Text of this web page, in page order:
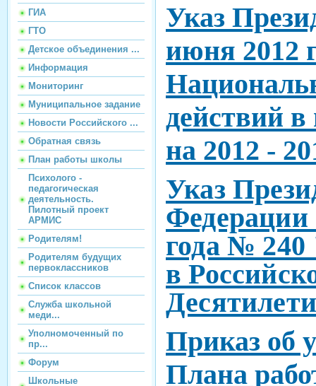
ГИА
ГТО
Детское объединения ...
Информация
Мониторинг
Муниципальное задание
Новости Российского ...
Обратная связь
План работы школы
Психолого -
педагогическая
деятельность.
Пилотный проект
АРМИС
Родителям!
Родителям будущих
первоклассников
Список классов
Служба школьной
меди...
Уполномоченный по
пр...
Форум
Школьные
Указ
июня 2012
действий в
на 2012 -
Указ
Федерации
года №
в
Приказ об
Плана